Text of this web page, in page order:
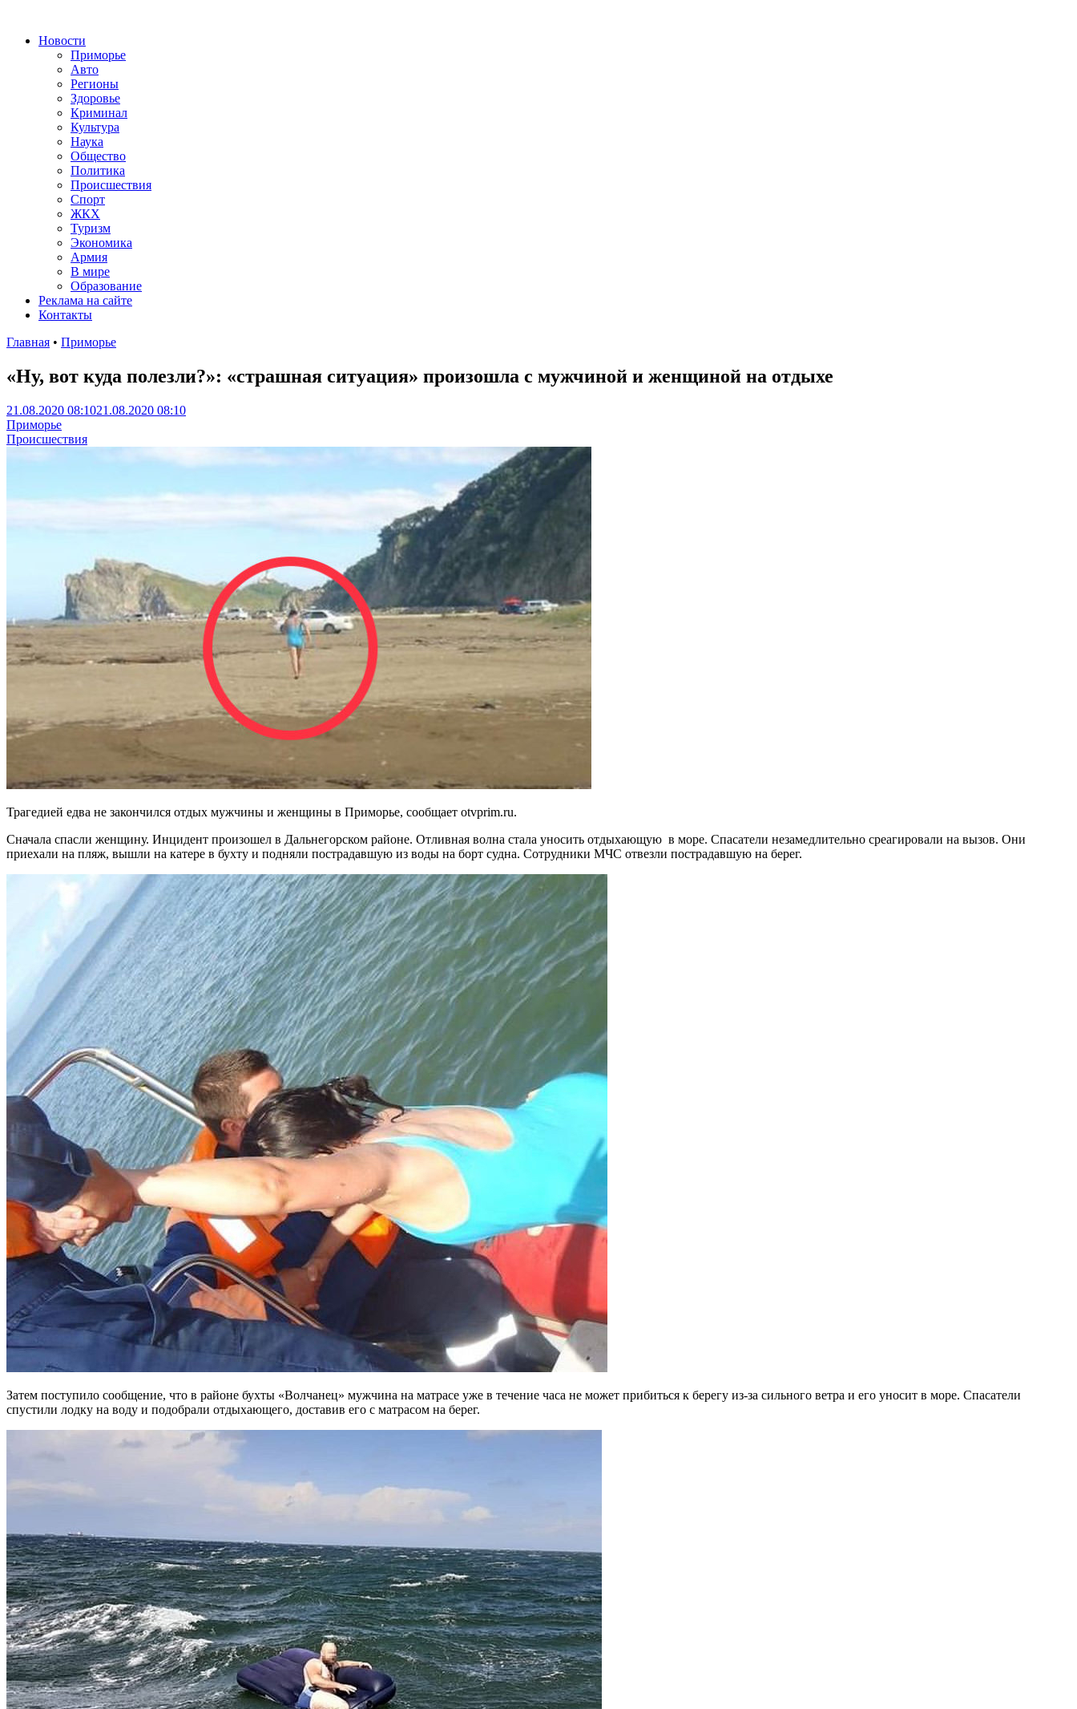
Новости
Приморье
Авто
Регионы
Здоровье
Криминал
Культура
Наука
Общество
Политика
Происшествия
Спорт
ЖКХ
Туризм
Экономика
Армия
В мире
Образование
Реклама на сайте
Контакты
Главная • Приморье
«Ну, вот куда полезли?»: «страшная ситуация» произошла с мужчиной и женщиной на отдыхе
21.08.2020 08:1021.08.2020 08:10
Приморье
Происшествия
Трагедией едва не закончился отдых мужчины и женщины в Приморье, сообщает otvprim.ru.
Сначала спасли женщину. Инцидент произошел в Дальнегорском районе. Отливная волна стала уносить отдыхающую в море. Спасатели незамедлительно среагировали на вызов. Они
приехали на пляж, вышли на катере в бухту и подняли пострадавшую из воды на борт судна. Сотрудники МЧС отвезли пострадавшую на берег.
Затем поступило сообщение, что в районе бухты «Волчанец» мужчина на матрасе уже в течение часа не может прибиться к берегу из-за сильного ветра и его уносит в море. Спасатели
спустили лодку на воду и подобрали отдыхающего, доставив его с матрасом на берег.